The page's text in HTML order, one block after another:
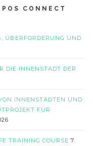
CONNECT
ÜBERFORDERUNG UND
DIE INNENSTADT DER
INNENSTÄDTEN UND
FÜR
TRAINING COURSE 7.